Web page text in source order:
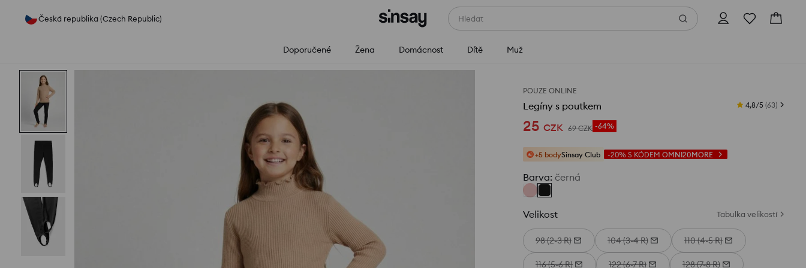
Česká republika (Czech Republic) Hledat
Doporučené Žena Domácnost Dítě Muž
POUZE ONLINE
Legíny s poutkem 4,8/5 (63)
25 CZK 69 CZK -64%
+5 bodySinsay Club -20% S KÓDEM OMNI20MORE
Barva: černá
Velikost Tabulka velikostí
98 (2-3 R) 104 (3-4 R) 110 (4-5 R)
116 (5-6 R) 122 (6-7 R) 128 (7-8 R)